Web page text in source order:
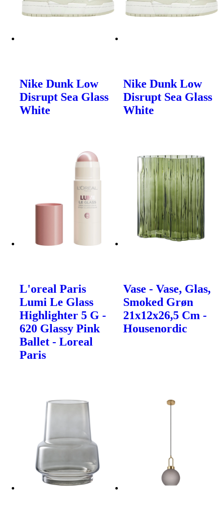
Nike Dunk Low
Disrupt Sea Glass
White
Nike Dunk Low
Disrupt Sea Glass
White
L'oreal Paris
Lumi Le Glass
Highlighter 5 G -
620 Glassy Pink
Ballet - Loreal
Paris
Vase - Vase, Glas,
Smoked Grøn
21x12x26,5 Cm -
Housenordic